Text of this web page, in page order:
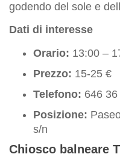
godendo del sole e
Dati di interesse
Orario: 13:00 –
Prezzo: 15-25 €
Telefono: 646
Posizione:
s/n
Chiosco balneare